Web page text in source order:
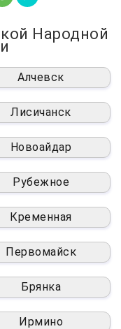
Народной
Алчевск
Лисичанск
Новоайдар
Рубежное
Кременная
Первомайск
Брянка
Ирмино